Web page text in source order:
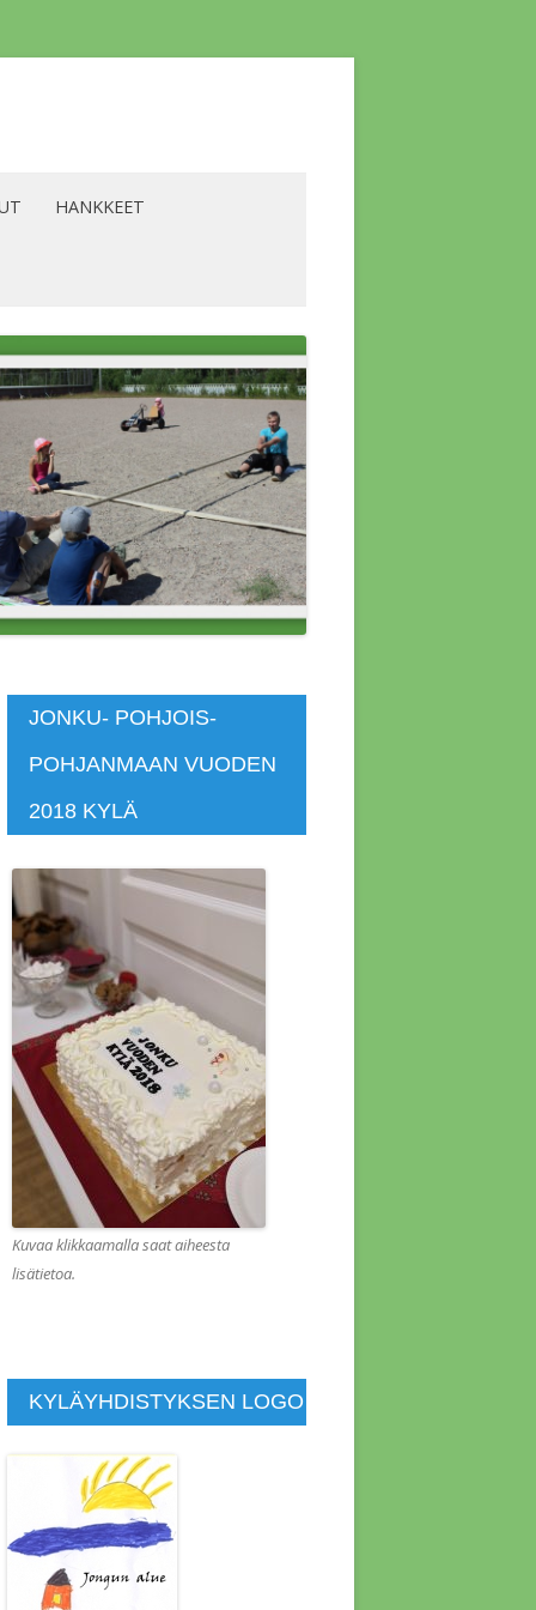
4.4.2014
7.4.2019
12.4.2015
1.11.2018
1.2.2022
1.8.2013
10.1.2014
10.10.2015
10.4.2011
12.4.2015
13.6.2014
14.11.2015
KOLMIO
YLÄKERRAN
HANKKEET
LIKILIIKUNTA -HANKE
LÄMPÖHANKE
VESISTÖHANKE
JONKU- POHJOIS-
POHJANMAAN VUODEN
2018 KYLÄ
Kuvaa klikkaamalla saat aiheesta
lisätietoa.
KYLÄYHDISTYKSEN LOGO